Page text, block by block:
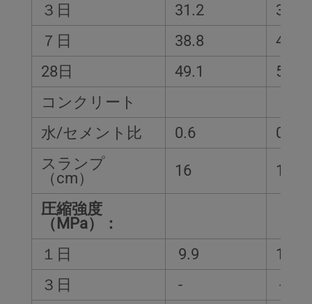
３日
31.2
33.1
７日
38.8
44.6
28日
49.1
57.4
コンクリート
水/セメント比
0.6
0.56
スランプ
（cm）
16 16
圧縮強度
（MPa）：
１日
9.9
10.2
３日
-
-